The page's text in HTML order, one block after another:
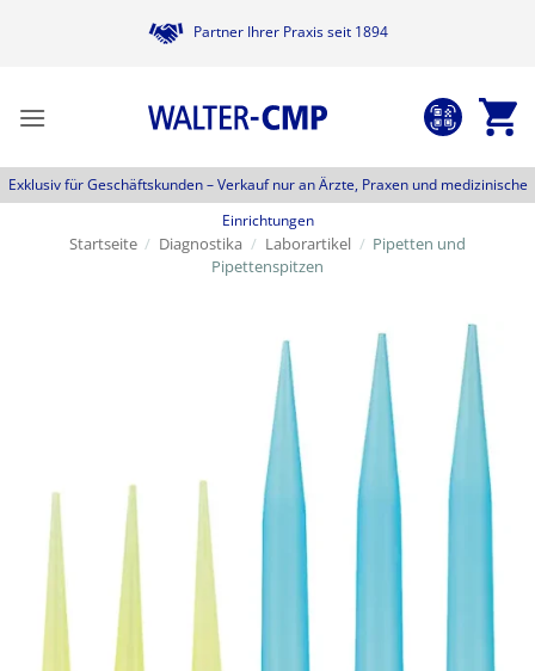
Partner Ihrer Praxis seit 1894
Exklusiv für Geschäftskunden –Verkauf nur an Ärzte, Praxen und medizinische
Einrichtungen
Startseite / Diagnostika / Laborartikel / Pipetten und
Pipettenspitzen